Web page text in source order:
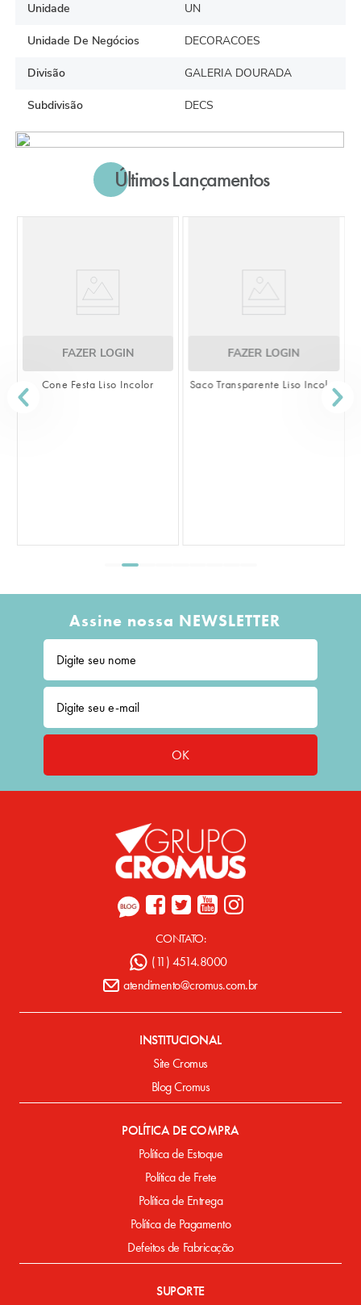
Unidade UN
Unidade De Negócios DECORACOES
Divisão GALERIA DOURADA
Subdivisão DECS
Últimos Lançamentos
FAZER LOGIN
Cone Festa Liso Incolor
FAZER LOGIN
Saco Transparente Liso Incolor
Assine nossa NEWSLETTER
OK
CONTATO:
(11) 4514.8000
atendimento@cromus.com.br
INSTITUCIONAL
Site Cromus
Blog Cromus
POLÍTICA DE COMPRA
Política de Estoque
Política de Frete
Política de Entrega
Política de Pagamento
Defeitos de Fabricação
SUPORTE